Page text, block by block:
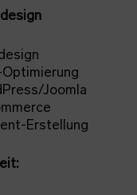
Optimierung
Joomla
Erstellung